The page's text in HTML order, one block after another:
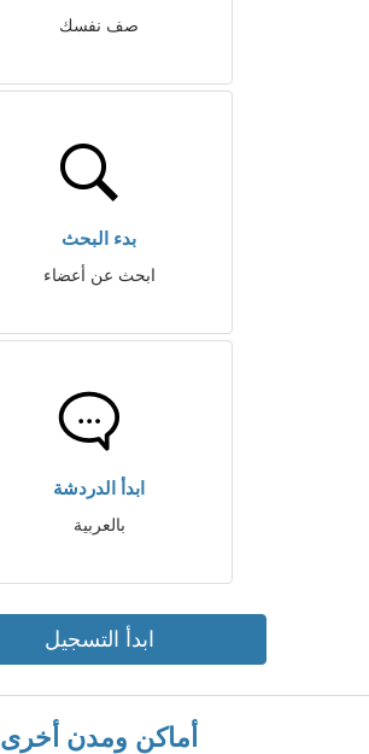
صف نفسك
بدء البحث
ابحث عن أعضاء
ابدأ الدردشة
بالعربية
ابدأ التسجيل
أماكن ومدن أخرى